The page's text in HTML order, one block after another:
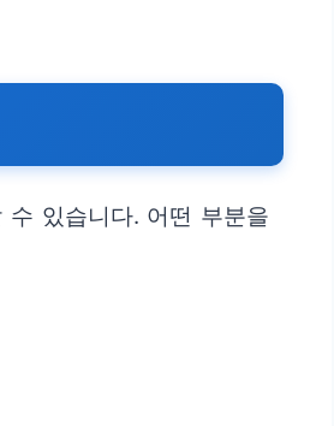
있습니다. 어떤 부분을